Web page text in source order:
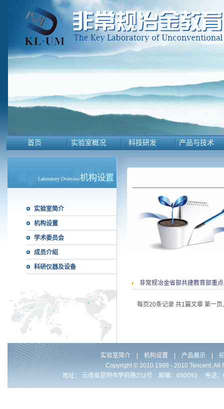
首页 实验室概况 科技研发 产品与技术
Laboratory Overview机构设置
实验室简介
机构设置
学术委员会
成员介绍
科研仪器及设备
非常规冶金省部共建教育部重
每页20条记录 共1篇文章 第一页
实验室简介 机构设置 产品展示
Copyright © 2010 1998 - 2010 Tencent.
地址： 云南省昆明市学府路253号 邮编：650093 电话